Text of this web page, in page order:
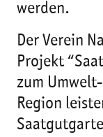
werden.
Der Verein
Projekt
zum
Region